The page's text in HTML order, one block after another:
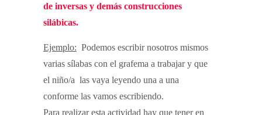
de inversas y demás construcciones
silábicas.
Ejemplo: Podemos escribir nosotros mismos
varias sílabas con el grafema a trabajar y que
el niño/a las vaya leyendo una a una
conforme las vamos escribiendo.
Para realizar esta actividad hay que tener en